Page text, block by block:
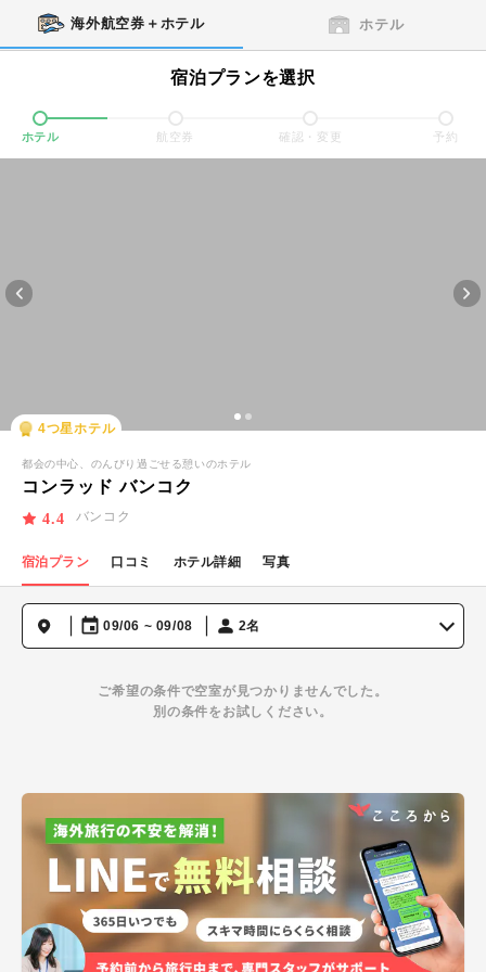
海外航空券＋ホテル ホテル
宿泊プランを選択
ホテル 航空券 確認・変更 予約
4つ星ホテル
都会の中心、のんびり過ごせる憩いのホテル
コンラッド バンコク
4.4 バンコク
宿泊プラン 口コミ ホテル詳細 写真
09/06 ~ 09/08 2名
ご希望の条件で空室が見つかりませんでした。
別の条件をお試しください。